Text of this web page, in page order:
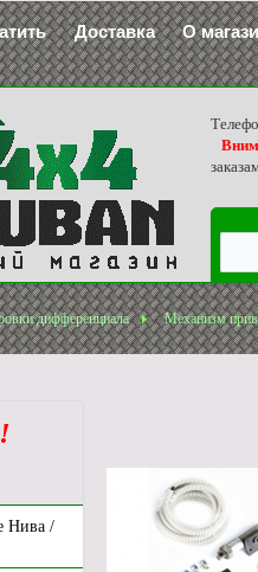
Доставка О
дифференциала Механизм
Нива /